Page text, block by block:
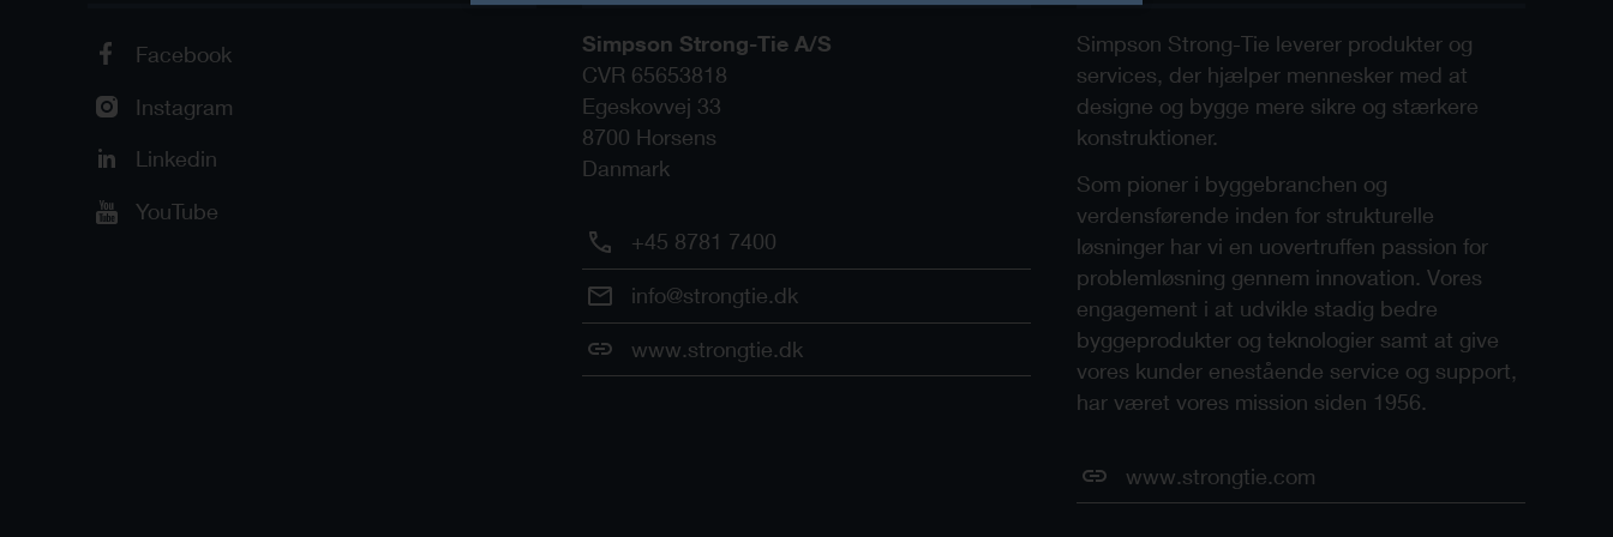
Simpson Strong-Tie leverer produkter og
services, der hjælper mennesker med at
designe og bygge mere sikre og stærkere
konstruktioner.
Som pioner i byggebranchen og
verdensførende inden for strukturelle
løsninger har vi en uovertruffen passion for
problemløsning gennem innovation. Vores
engagement i at udvikle stadig bedre
byggeprodukter og teknologier samt at give
vores kunder enestående service og support,
har været vores mission siden 1956.
www.strongtie.com
Simpson Strong-Tie A/S
CVR 65653818
Egeskovvej 33
8700 Horsens
Danmark
+45 8781 7400
info@strongtie.dk
www.strongtie.dk
Facebook
Instagram
Linkedin
YouTube